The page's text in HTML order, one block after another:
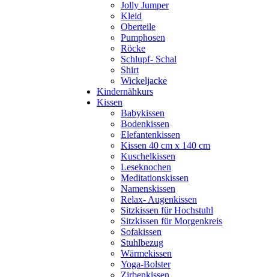
Jolly Jumper
Kleid
Oberteile
Pumphosen
Röcke
Schlupf- Schal
Shirt
Wickeljacke
Kindernähkurs
Kissen
Babykissen
Bodenkissen
Elefantenkissen
Kissen 40 cm x 140 cm
Kuschelkissen
Leseknochen
Meditationskissen
Namenskissen
Relax- Augenkissen
Sitzkissen für Hochstuhl
Sitzkissen für Morgenkreis
Sofakissen
Stuhlbezug
Wärmekissen
Yoga-Bolster